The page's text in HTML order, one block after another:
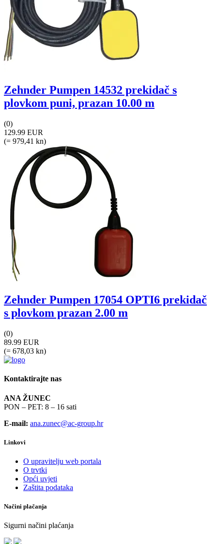
Zehnder Pumpen 14532 prekidač s
plovkom puni, prazan 10.00 m
(0)
129.99 EUR
(= 979,41 kn)
Zehnder Pumpen 17054 OPTI6 prekidač
s plovkom prazan 2.00 m
(0)
89.99 EUR
(= 678,03 kn)
Kontaktirajte nas
ANA ŽUNEC
PON – PET: 8 – 16 sati
E-mail: ana.zunec@ac-group.hr
Linkovi
O upravitelju web portala
O trvtki
Opći uvjeti
Zaštita podataka
Načini plačanja
Sigurni načini plaćanja